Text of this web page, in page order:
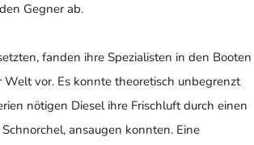
Gegner ab.
fanden ihre Spezialisten in den Booten
vor. Es konnte theoretisch unbegrenzt
nötigen Diesel ihre Frischluft durch einen
ansaugen konnten. Eine